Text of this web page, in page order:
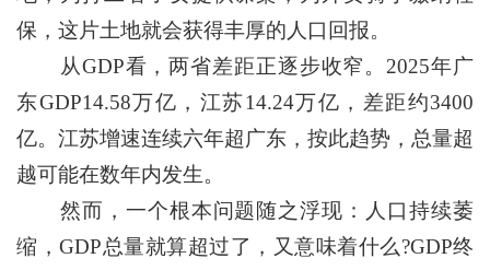
保，这片土地就会获得丰厚的人口回报。
从GDP看，两省差距正逐步收窄。2025年广
东GDP14.58万亿，江苏14.24万亿，差距约3400
亿。江苏增速连续六年超广东，按此趋势，总量超
越可能在数年内发生。
然而，一个根本问题随之浮现：人口持续萎
缩，GDP总量就算超过了，又意味着什么?GDP终